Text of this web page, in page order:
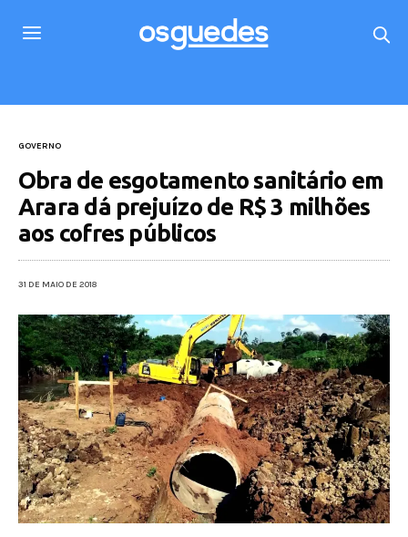
GOVERNO
Obra de esgotamento sanitário em
Arara dá prejuízo de R$ 3 milhões
aos cofres públicos
31 DE MAIO DE 2018